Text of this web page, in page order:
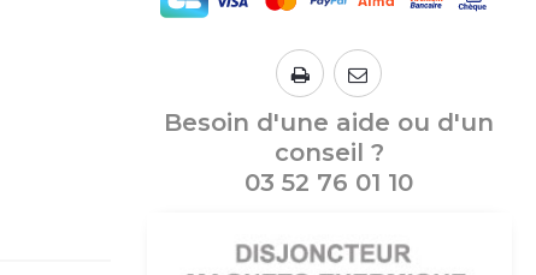
Besoin d'une aide ou d'un
conseil ?
03 52 76 01 10